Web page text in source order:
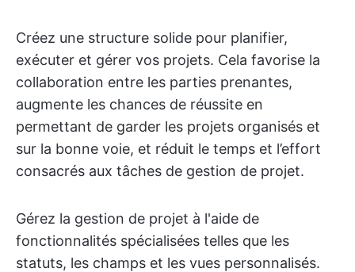
Créez une structure solide pour planifier,
exécuter et gérer vos projets. Cela favorise la
collaboration entre les parties prenantes,
augmente les chances de réussite en
permettant de garder les projets organisés et
sur la bonne voie, et réduit le temps et l’effort
consacrés aux tâches de gestion de projet.
Gérez la gestion de projet à l'aide de
fonctionnalités spécialisées telles que les
statuts, les champs et les vues personnalisés.